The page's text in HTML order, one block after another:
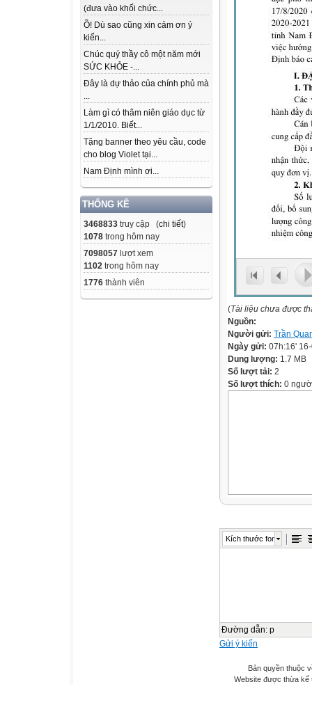
(đưa vào khối chức...
Ồ! Dù sao cũng xin cảm ơn ý
kiến...
Chúc quý thầy cô một năm mới
SỨC KHỎE -...
Đây là dự thảo của chính phủ mà
...
Làm gì có thâm niên giáo dục từ
1/1/2010. Biết...
Tặng banner theo yêu cầu, code
cho blog Violet tại...
Nam Định mình ơi...
THỐNG KÊ
3468833 truy cập (chi tiết)
1078 trong hôm nay
7098057 lượt xem
1102 trong hôm nay
1776 thành viên
(Tài liệu chưa được
Nguồn:
Người gửi: Trần
Ngày gửi: 07h:16'
Dung lượng: 1.7 MB
Số lượt tải: 2
Số lượt thích: 0
Kích thước font
Đường dẫn: p
Gửi ý kiến
Bản quyền thuộc
Website được thừa